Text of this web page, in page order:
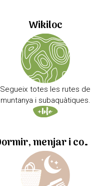
Wikiloc
Segueix totes les rutes de
muntanya i subaquàtiques.
Dormir, menjar i comprar